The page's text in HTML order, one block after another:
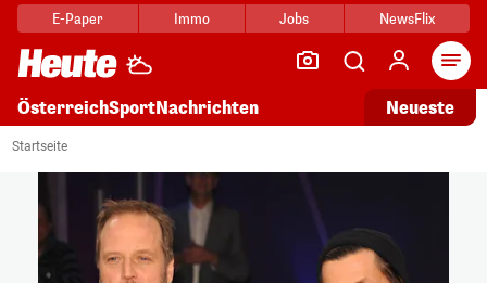
E-Paper Immo Jobs NewsFlix
ÖsterreichSportNachrichten Neueste
Startseite